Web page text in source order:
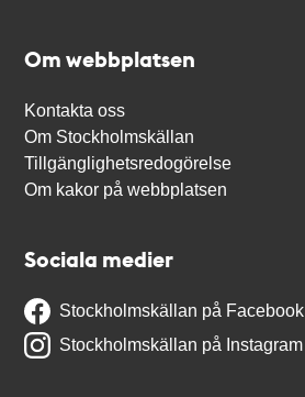
Om webbplatsen
Kontakta oss
Om Stockholmskällan
Tillgänglighetsredogörelse
Om kakor på webbplatsen
Sociala medier
Stockholmskällan på Facebook
Stockholmskällan på Instagram